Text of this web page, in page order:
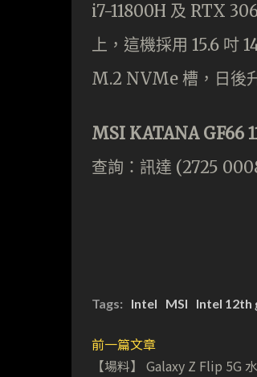
i7-11800H 及 RTX
上，這機採用 15.6 吋
M.2 NVMe 槽，日後
MSI KATANA GF66
查詢：訊達 (2725
Tags: Intel MSI Intel 12th
前一篇文章
【場料】 Galaxy Z Flip 5G